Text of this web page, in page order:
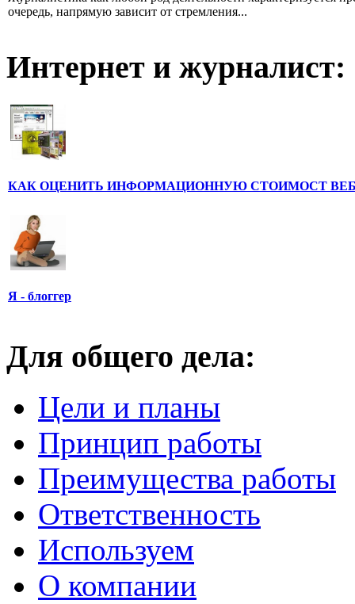
очередь, напрямую зависит от стремления...
Интернет и журналист:
КАК ОЦЕНИТЬ ИНФОРМАЦИОННУЮ СТОИМОСТ
Я - блоггер
Для общего дела:
Цели и планы
Принцип работы
Преимущества работы
Ответственность
Используем
О компании